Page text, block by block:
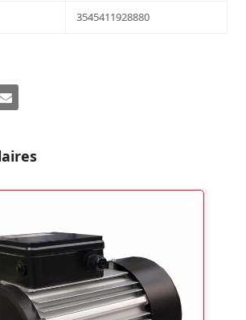
3545411928880
Share
Email